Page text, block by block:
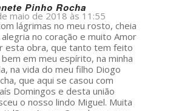
Pinho Rocha
maio de 2018 às 11:55
lágrimas no meu rosto, cheia
no coração e muito Amor
esta obra, que tanto tem feito
em meu espírito, na minha
na vida do meu filho Diogo
que aqui se casou com
Domingos e desta união
o nosso lindo Miguel. Muita